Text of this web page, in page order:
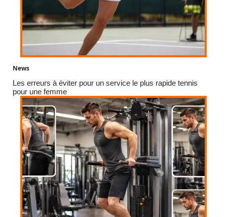
News
Les erreurs à éviter pour un service le plus rapide tennis
pour une femme